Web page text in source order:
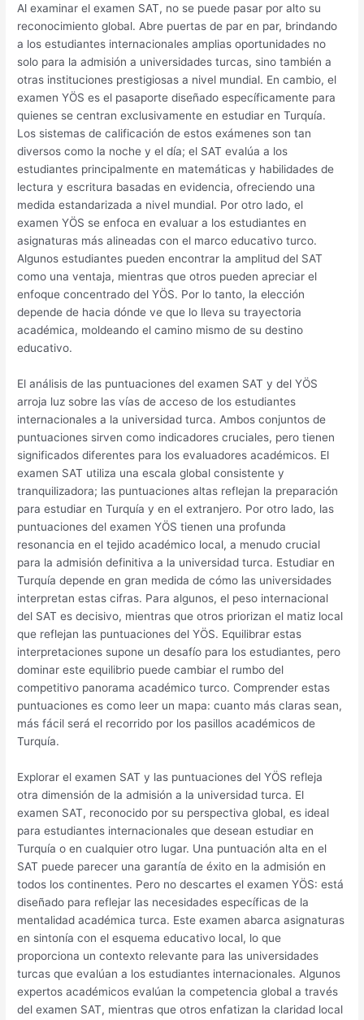
Al examinar el examen SAT, no se puede pasar por alto su
reconocimiento global. Abre puertas de par en par, brindando
a los estudiantes internacionales amplias oportunidades no
solo para la admisión a universidades turcas, sino también a
otras instituciones prestigiosas a nivel mundial. En cambio, el
examen YÖS es el pasaporte diseñado específicamente para
quienes se centran exclusivamente en estudiar en Turquía.
Los sistemas de calificación de estos exámenes son tan
diversos como la noche y el día; el SAT evalúa a los
estudiantes principalmente en matemáticas y habilidades de
lectura y escritura basadas en evidencia, ofreciendo una
medida estandarizada a nivel mundial. Por otro lado, el
examen YÖS se enfoca en evaluar a los estudiantes en
asignaturas más alineadas con el marco educativo turco.
Algunos estudiantes pueden encontrar la amplitud del SAT
como una ventaja, mientras que otros pueden apreciar el
enfoque concentrado del YÖS. Por lo tanto, la elección
depende de hacia dónde ve que lo lleva su trayectoria
académica, moldeando el camino mismo de su destino
educativo.
El análisis de las puntuaciones del examen SAT y del YÖS
arroja luz sobre las vías de acceso de los estudiantes
internacionales a la universidad turca. Ambos conjuntos de
puntuaciones sirven como indicadores cruciales, pero tienen
significados diferentes para los evaluadores académicos. El
examen SAT utiliza una escala global consistente y
tranquilizadora; las puntuaciones altas reflejan la preparación
para estudiar en Turquía y en el extranjero. Por otro lado, las
puntuaciones del examen YÖS tienen una profunda
resonancia en el tejido académico local, a menudo crucial
para la admisión definitiva a la universidad turca. Estudiar en
Turquía depende en gran medida de cómo las universidades
interpretan estas cifras. Para algunos, el peso internacional
del SAT es decisivo, mientras que otros priorizan el matiz local
que reflejan las puntuaciones del YÖS. Equilibrar estas
interpretaciones supone un desafío para los estudiantes, pero
dominar este equilibrio puede cambiar el rumbo del
competitivo panorama académico turco. Comprender estas
puntuaciones es como leer un mapa: cuanto más claras sean,
más fácil será el recorrido por los pasillos académicos de
Turquía.
Explorar el examen SAT y las puntuaciones del YÖS refleja
otra dimensión de la admisión a la universidad turca. El
examen SAT, reconocido por su perspectiva global, es ideal
para estudiantes internacionales que desean estudiar en
Turquía o en cualquier otro lugar. Una puntuación alta en el
SAT puede parecer una garantía de éxito en la admisión en
todos los continentes. Pero no descartes el examen YÖS: está
diseñado para reflejar las necesidades específicas de la
mentalidad académica turca. Este examen abarca asignaturas
en sintonía con el esquema educativo local, lo que
proporciona un contexto relevante para las universidades
turcas que evalúan a los estudiantes internacionales. Algunos
expertos académicos evalúan la competencia global a través
del examen SAT, mientras que otros enfatizan la claridad local